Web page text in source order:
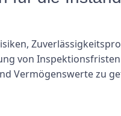
von
Vermögenswerte zu